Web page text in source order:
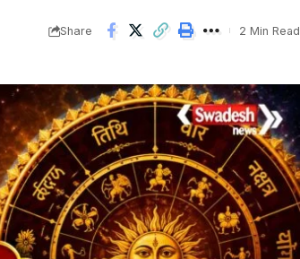
Share 2 Min Read